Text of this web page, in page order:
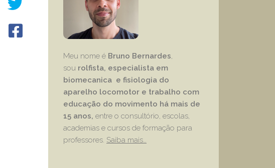
Meu nome é Bruno Bernardes,
sou rolfista, especialista em
biomecanica e fisiologia do
aparelho locomotor e trabalho com
educação do movimento há mais de
15 anos, entre o consultório, escolas,
academias e cursos de formação para
professores. Saiba mais…